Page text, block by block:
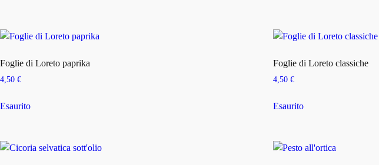
Foglie di Loreto paprika
4,50 €
Esaurito
Foglie di Loreto classiche
4,50€
Esaurito